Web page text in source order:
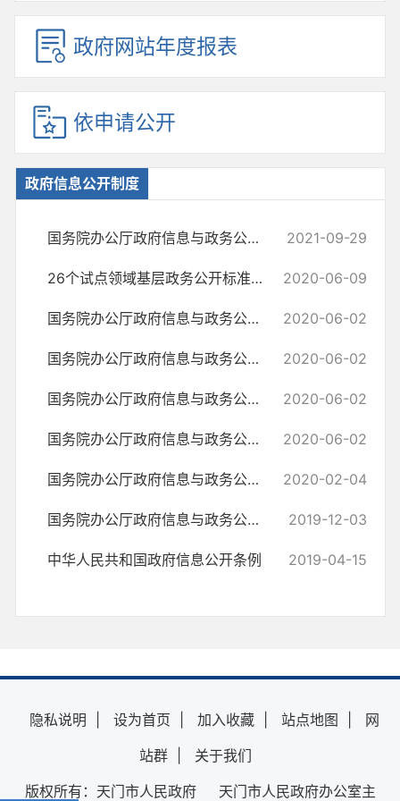
政府网站年度报表
依申请公开
政府信息公开制度
国务院办公厅政府信息与政务公开办公室关于印发《中华人民共和国政府信... 2021-09-29
26个试点领域基层政务公开标准目录汇编 2020-06-09
国务院办公厅政府信息与政务公开办公室关于政府信息公开处理决定送达问... 2020-06-02
国务院办公厅政府信息与政务公开办公室关于机构改革后政府信息公开申请... 2020-06-02
国务院办公厅政府信息与政务公开办公室关于政府信息公开申请接收渠道问... 2020-06-02
国务院办公厅政府信息与政务公开办公室关于明确政府信息公开与业务查询... 2020-06-02
国务院办公厅政府信息与政务公开办公室关于转发《江苏省政府信息公开申... 2020-02-04
国务院办公厅政府信息与政务公开办公室关于规范政府信息公开平台有关事... 2019-12-03
中华人民共和国政府信息公开条例 2019-04-15
隐私说明 设为首页 加入收藏 站点地图
网
站群
关于我们
版权所有：天门市人民政府 天门市人民政府办公室主